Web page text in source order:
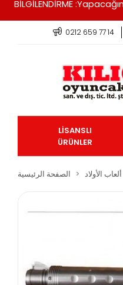
BİLGİLENDİRME
0212 659 77 14
LİSANSLI
ÜRÜNLER
الصفحة الرئيسية ألعاب الأولاد